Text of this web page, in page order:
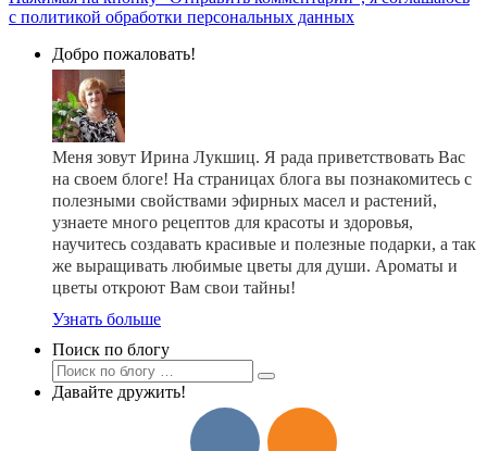
с политикой обработки персональных данных
Добро пожаловать!
Меня зовут Ирина Лукшиц. Я рада приветствовать Вас
на своем блоге! На страницах блога вы познакомитесь с
полезными свойствами эфирных масел и растений,
узнаете много рецептов для красоты и здоровья,
научитесь создавать красивые и полезные подарки, а так
же выращивать любимые цветы для души. Ароматы и
цветы откроют Вам свои тайны!
Узнать больше
Поиск по блогу
Давайте дружить!